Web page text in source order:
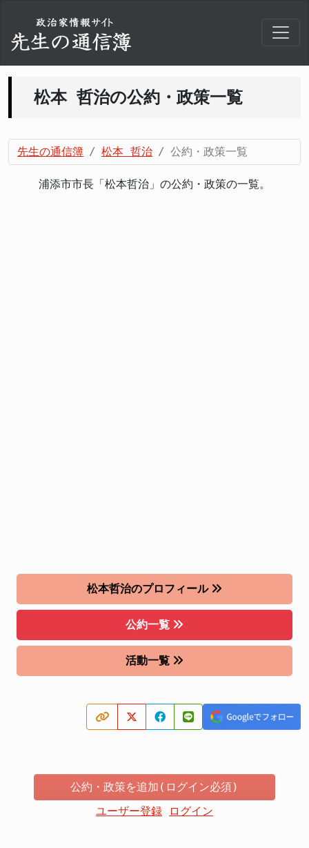
松本 哲治の公約・政策一覧
先生の通信簿 松本 哲治 公約・政策一覧
浦添市市長「松本哲治」の公約・政策の一覧。
松本哲治のプロフィール
公約一覧
活動一覧
公約・政策を追加(ログイン必須)
ユーザー登録
ログイン